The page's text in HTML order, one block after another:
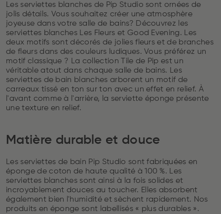
Les serviettes blanches de Pip Studio sont ornées de
jolis détails. Vous souhaitez créer une atmosphère
joyeuse dans votre salle de bains? Découvrez les
serviettes blanches Les Fleurs et Good Evening. Les
deux motifs sont décorés de jolies fleurs et de branches
de fleurs dans des couleurs ludiques. Vous préférez un
motif classique ? La collection Tile de Pip est un
véritable atout dans chaque salle de bains. Les
serviettes de bain blanches arborent un motif de
carreaux tissé en ton sur ton avec un effet en relief. À
l'avant comme à l'arrière, la serviette éponge présente
une texture en relief.
Matière durable et douce
Les serviettes de bain Pip Studio sont fabriquées en
éponge de coton de haute qualité à 100 %. Les
serviettes blanches sont ainsi à la fois solides et
incroyablement douces au toucher. Elles absorbent
également bien l'humidité et sèchent rapidement. Nos
produits en éponge sont labellisés « plus durables ».